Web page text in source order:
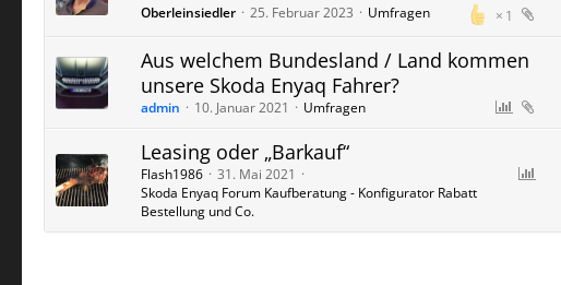
1
Oberleinsiedler 25. Februar 2023 Umfragen
Aus welchem Bundesland / Land kommen
unsere Skoda Enyaq Fahrer?
admin 10. Januar 2021 Umfragen
Leasing oder „Barkauf“
Flash1986
31. Mai 2021
Skoda Enyaq Forum Kaufberatung - Konfigurator Rabatt
Bestellung und Co.